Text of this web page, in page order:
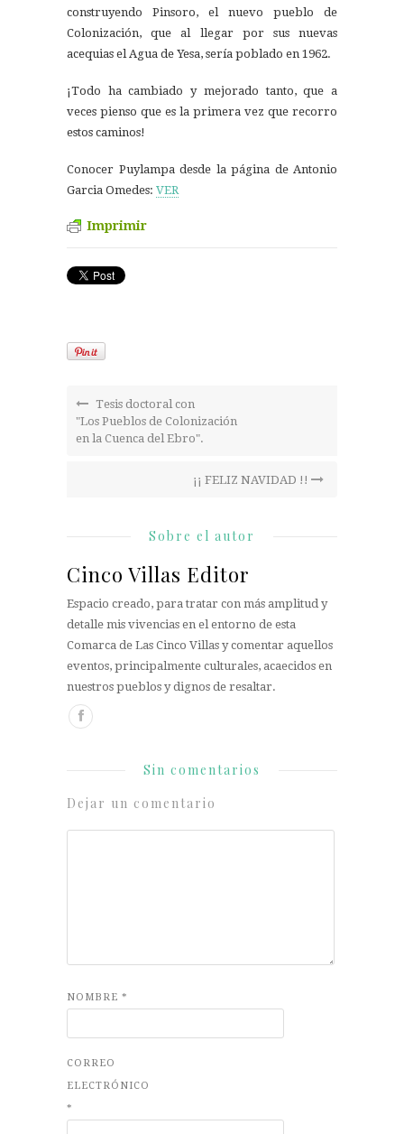
construyendo Pinsoro, el nuevo pueblo de
Colonización, que al llegar por sus nuevas
acequias el Agua de Yesa, sería poblado en 1962.
¡Todo ha cambiado y mejorado tanto, que a
veces pienso que es la primera vez que recorro
estos caminos!
Conocer Puylampa desde la página de Antonio
Garcia Omedes: VER
Imprimir
Tesis doctoral con
"Los Pueblos de Colonización
en la Cuenca del Ebro".
¡¡ FELIZ NAVIDAD !!
Sobre el autor
Cinco Villas Editor
Espacio creado, para tratar con más amplitud y
detalle mis vivencias en el entorno de esta
Comarca de Las Cinco Villas y comentar aquellos
eventos, principalmente culturales, acaecidos en
nuestros pueblos y dignos de resaltar.
Sin comentarios
Dejar un comentario
NOMBRE *
CORREO
ELECTRÓNICO
*